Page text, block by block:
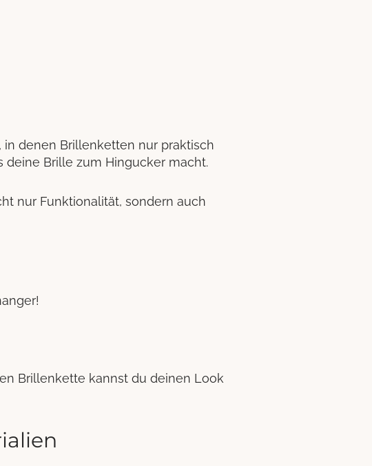
denen Brillenketten nur praktisch
deine Brille zum Hingucker macht.
nur Funktionalität, sondern auch
Brillenkette kannst du deinen Look